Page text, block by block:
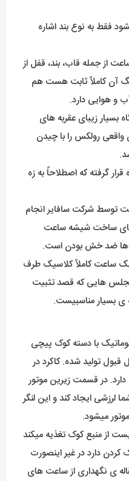
فقط به نوع بند اشاره
از جمله قاب، بند، قفل از
آن کاملاً ثابت هست هم
و هوایی دارد.
زیبای عقربه های
رولکس را با چیدن
گرفته که اصطلاحاً به زه
شرکت سافایر انجام
ساخت شیشه ساعت
ها ضد خش بودن است.
یک ساعت کاملاً کلاسیک طرف
هایی که قصد تثبیت
ی بسیار مناسبیست.
با دسته کوک پیچی
قبول تولید شده. کاکرد در
در قسمت زیرین موتور
لرزشی ایجاد کند و این لنگر
میشود.
از منبع کوک تغذیه میکند
دارد در غیر اینصورت
ی نگهداری از ساعت های